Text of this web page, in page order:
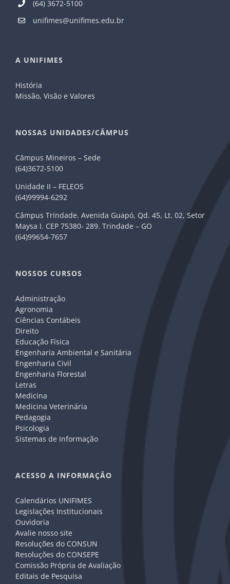
(64) 3672-5100
unifimes@unifimes.edu.br
A UNIFIMES
História
Missão, Visão e Valores
NOSSAS UNIDADES/CÂMPUS
Câmpus Mineiros – Sede
(64)3672-5100
Unidade II – FELEOS
(64)99994-6292
Câmpus Trindade. Avenida Guapó, Qd. 45, Lt. 02, Setor
Maysa I. CEP 75380- 289. Trindade – GO
(64)99654-7657
NOSSOS CURSOS
Administração
Agronomia
Ciências Contábeis
Direito
Educação Física
Engenharia Ambiental e Sanitária
Engenharia Civil
Engenharia Florestal
Letras
Medicina
Medicina Veterinária
Pedagogia
Psicologia
Sistemas de Informação
ACESSO A INFORMAÇÃO
Calendários UNIFIMES
Legislações Institucionais
Ouvidoria
Avalie nosso site
Resoluções do CONSUN
Resoluções do CONSEPE
Comissão Própria de Avaliação
Editais de Pesquisa